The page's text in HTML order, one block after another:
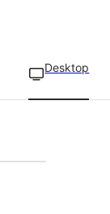
Desktop